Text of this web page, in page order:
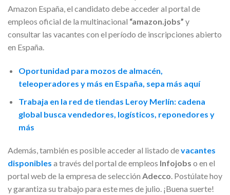
Amazon España, el candidato debe acceder al portal de
empleos oficial de la multinacional “amazon.jobs” y
consultar las vacantes con el período de inscripciones abierto
en España.
Oportunidad para mozos de almacén,
teleoperadores y más en España, sepa más aquí
Trabaja en la red de tiendas Leroy Merlín: cadena
global busca vendedores, logísticos, reponedores y
más
Además, también es posible acceder al listado devacantes
disponibles a través del portal de empleos Infojobs o en el
portal web de la empresa de selección Adecco. Postúlate hoy
y garantiza su trabajo para este mes de julio. ¡Buena suerte!